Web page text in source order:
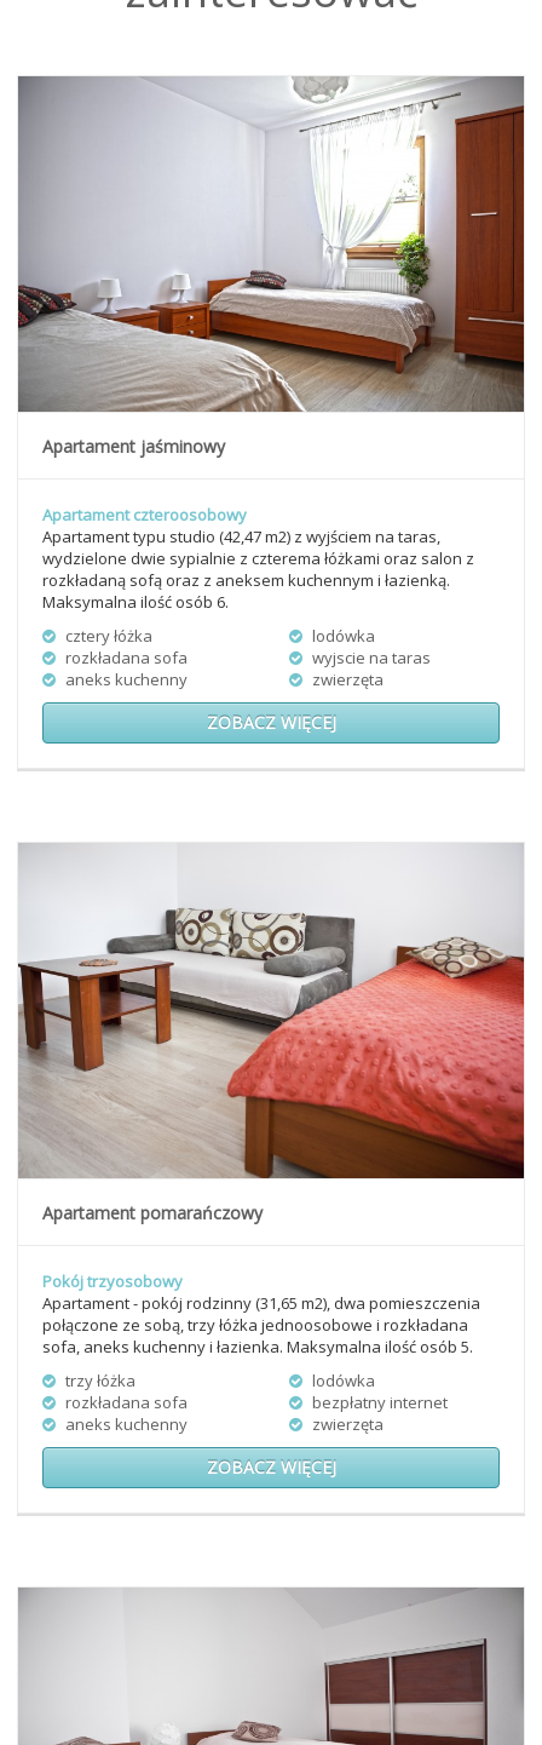
Apartament jaśminowy
Apartament czteroosobowy
Apartament typu studio (42,47 m2) z wyjściem na taras,
wydzielone dwie sypialnie z czterema łóżkami oraz salon z
rozkładaną sofą oraz z aneksem kuchennym i łazienką.
Maksymalna ilość osób 6.
cztery łóżka
rozkładana sofa
aneks kuchenny
lodówka
wyjscie na taras
zwierzęta
ZOBACZ WIĘCEJ
Apartament pomarańczowy
Pokój trzyosobowy
Apartament - pokój rodzinny (31,65 m2), dwa pomieszczenia
połączone ze sobą, trzy łóżka jednoosobowe i rozkładana
sofa, aneks kuchenny i łazienka. Maksymalna ilość osób 5.
trzy łóżka
rozkładana sofa
aneks kuchenny
lodówka
bezpłatny internet
zwierzęta
ZOBACZ WIĘCEJ